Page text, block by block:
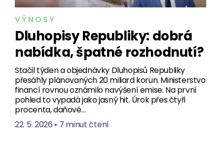
VÝNOSY
Dluhopisy Republiky: dobrá
nabídka, špatné rozhodnutí?
Stačil týden a objednávky Dluhopisů Republiky
přesáhly plánovaných 20 miliard korun. Ministerstvo
financí rovnou oznámilo navýšení emise. Na první
pohled to vypadá jako jasný hit. Úrok přes čtyři
procenta, daňové…
22. 5. 2026 • 7 minut čtení